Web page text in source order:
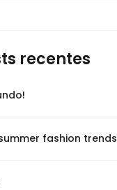
recentes
fashion trends